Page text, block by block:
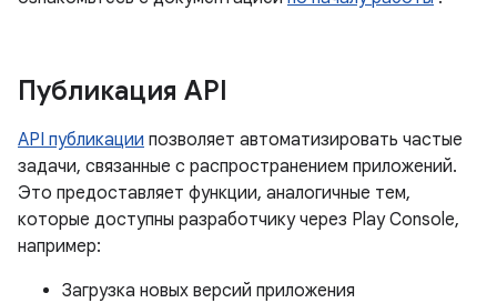
Публикация API
API публикации позволяет автоматизировать частые
задачи, связанные с распространением приложений.
Это предоставляет функции, аналогичные тем,
которые доступны разработчику через Play Console,
например:
Загрузка новых версий приложения